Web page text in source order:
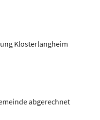
Klosterlangheim
abgerechnet